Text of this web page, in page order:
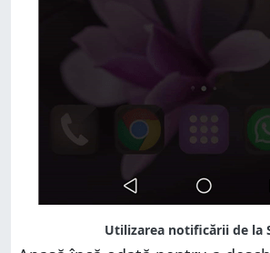
Utilizarea notificării de la